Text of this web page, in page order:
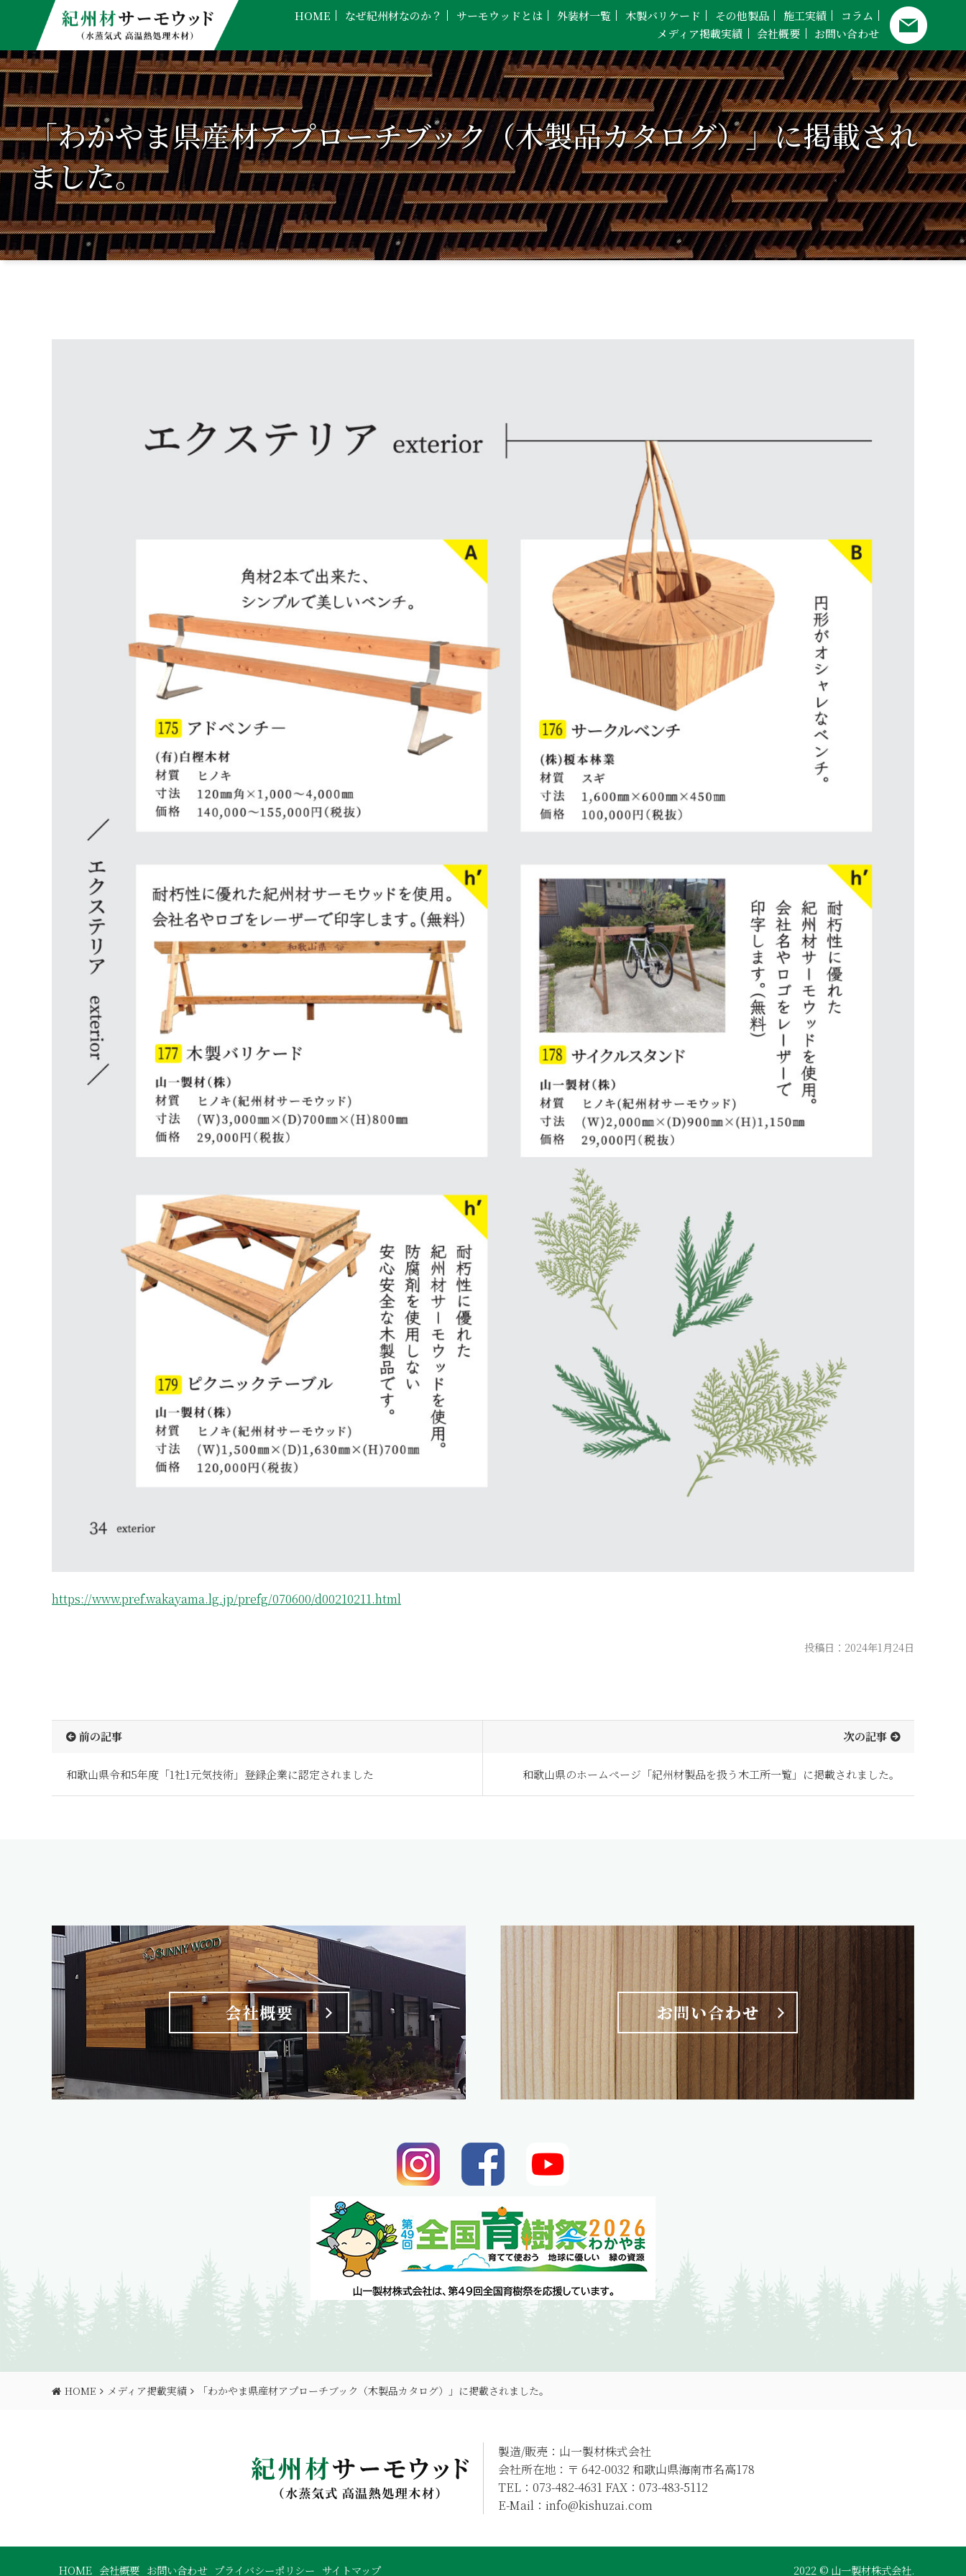
HOME なぜ紀州材なのか？ サーモウッドとは 外装材一覧 木製バリケード その他製品 施工実績
コラム
メディア掲載実績
会社概要 お問い合わせ
「わかやま県産材アプローチブック（木製品カタログ）」に掲載され
ました。
https://www.pref.wakayama.lg.jp/prefg/070600/d00210211.html
投稿日：2024年1月24日
前の記事
和歌山県令和5年度「1社1元気技術」登録企業に認定されました
次の記事
和歌山県のホームページ「紀州材製品を扱う木工所一覧」に掲載されました。
HOME メディア掲載実績 「わかやま県産材アプローチブック（木製品カタログ）」に掲載されました。
製造/販売：山一製材株式会社
会社所在地：〒 642-0032 和歌山県海南市名高178
TEL：073-482-4631 FAX：073-483-5112
E-Mail：info@kishuzai.com
HOME 会社概要 お問い合わせ プライバシーポリシー サイトマップ 2022 © 山一製材株式会社.